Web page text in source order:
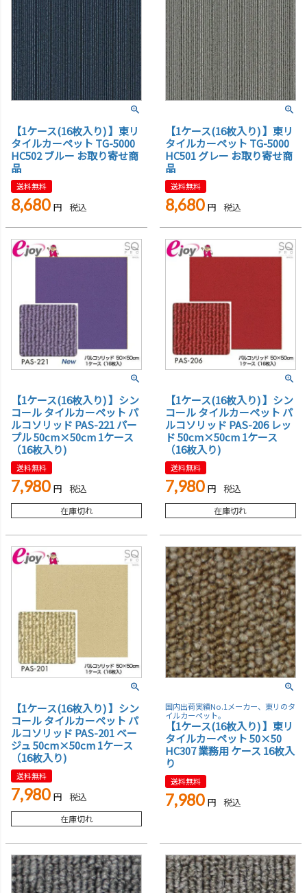
【1ケース(16枚入り) 】東リ
タイルカーペット TG-5000
HC502 ブルー お取り寄せ商
品
送料無料
8,680 税込
【1ケース(16枚入り) 】東リ
タイルカーペット TG-5000
HC501 グレー お取り寄せ商
品
送料無料
8,680 税込
【1ケース(16枚入り) 】シン
コール タイルカーペット パ
ルコソリッド PAS-221 パー
プル 50cm×50cm 1ケース
（16枚入り)
送料無料
7,980 税込
在庫切れ
【1ケース(16枚入り) 】シン
コール タイルカーペット パ
ルコソリッド PAS-206 レッ
ド 50cm×50cm 1ケース
（16枚入り)
送料無料
7,980 税込
在庫切れ
【1ケース(16枚入り) 】シン
コール タイルカーペット パ
ルコソリッド PAS-201 ベー
ジュ 50cm×50cm 1ケース
（16枚入り)
送料無料
7,980 税込
在庫切れ
国内出荷実績No.1メーカー、東リのタ
イルカーペット。
【1ケース(16枚入り) 】東リ
タイルカーペット 50×50
HC307 業務用 ケース 16枚入
り
送料無料
7,980 税込